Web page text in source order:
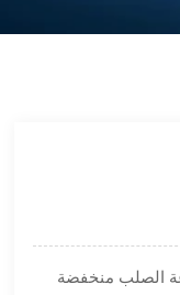
الصلب منخفضة